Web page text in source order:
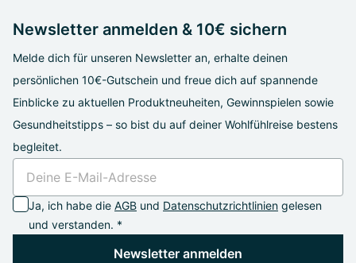
Newsletter anmelden & 10€ sichern
Melde dich für unseren Newsletter an, erhalte deinen
persönlichen 10€-Gutschein und freue dich auf spannende
Einblicke zu aktuellen Produktneuheiten, Gewinnspielen sowie
Gesundheitstipps – so bist du auf deiner Wohlfühlreise bestens
begleitet.
Ja, ich habe die AGB und Datenschutzrichtlinien gelesen
und verstanden. *
Newsletter anmelden